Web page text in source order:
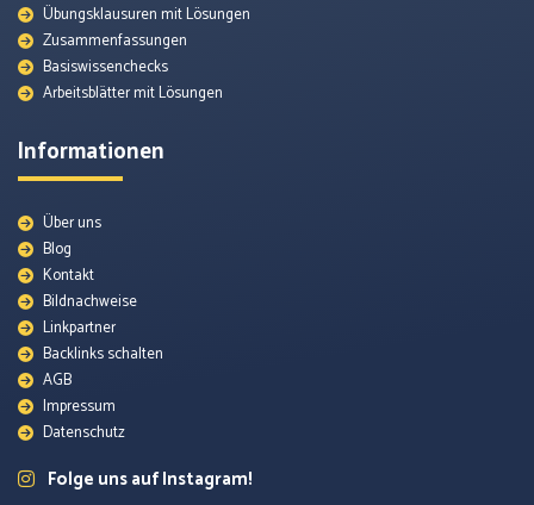
Übungsklausuren mit Lösungen
Zusammenfassungen
Basiswissenchecks
Arbeitsblätter mit Lösungen
Informationen
Über uns
Blog
Kontakt
Bildnachweise
Linkpartner
Backlinks schalten
AGB
Impressum
Datenschutz
Folge uns auf Instagram!